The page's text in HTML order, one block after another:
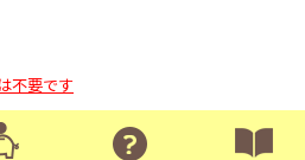
不要です